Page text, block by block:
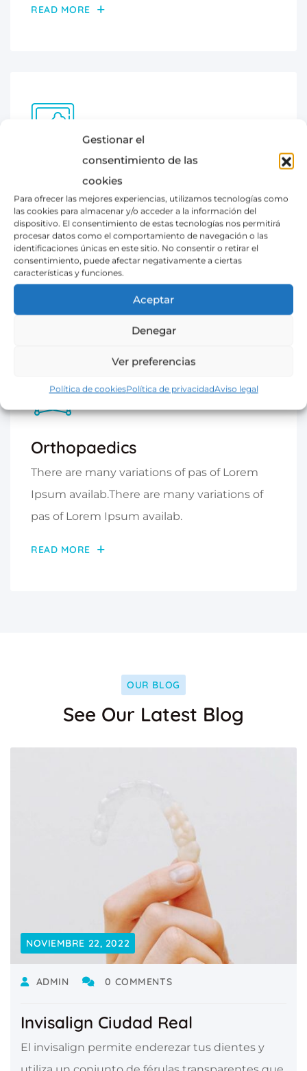
Gestionar el
consentimiento de las
cookies
Para ofrecer las mejores experiencias, utilizamos tecnologías como
las cookies para almacenar y/o acceder a la información del
dispositivo. El consentimiento de estas tecnologías nos permitirá
procesar datos como el comportamiento de navegación o las
identificaciones únicas en este sitio. No consentir o retirar el
consentimiento, puede afectar negativamente a ciertas
características y funciones.
Aceptar
Denegar
Ver preferencias
Política de cookiesPolítica de privacidadAviso legal
READ MORE
Neurology
There are many variations of pas of Lorem
Ipsum availab.There are many variations of
pas of Lorem Ipsum availab.
READ MORE
Orthopaedics
There are many variations of pas of Lorem
Ipsum availab.There are many variations of
pas of Lorem Ipsum availab.
READ MORE
OUR BLOG
See Our Latest Blog
NOVIEMBRE 22, 2022
ADMIN 0 COMMENTS
Invisalign Ciudad Real
El invisalign permite enderezar tus dientes y